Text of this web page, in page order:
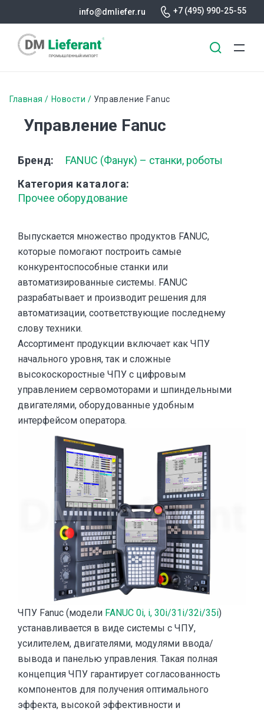
содержанию
info@dmliefer.ru +7 (495) 990-25-55
Строка
навигации
Главная Новости Управление Fanuc
Управление Fanuc
Бренд
FANUC (Фанук) – станки, роботы
Категория каталога
Прочее оборудование
Выпускается множество продуктов FANUC,
которые помогают построить самые
конкурентоспособные станки или
автоматизированные системы. FANUC
разрабатывает и производит решения для
автоматизации, соответствующие последнему
слову техники.
Ассортимент продукции включает как ЧПУ
начального уровня, так и сложные
высокоскоростные ЧПУ с цифровым
управлением сервомоторами и шпиндельными
двигателями, оборудованные удобным
интерфейсом оператора.
ЧПУ Fanuc (модели FANUC 0i, i, 30i/31i/32i/35i)
устанавливается в виде системы с ЧПУ,
усилителем, двигателями, модулями ввода/
вывода и панелью управления. Такая полная
концепция ЧПУ гарантирует согласованность
компонентов для получения оптимального
эффекта, высокой эффективности и